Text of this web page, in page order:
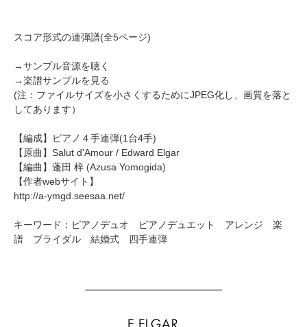
スコア形式の連弾譜(全5ページ)
→サンプル音源を聴く
→楽譜サンプルを見る
(注：ファイルサイズを小さくするためにJPEG化し、画質を落と
してあります）
【編成】 ピアノ４手連弾(1台4手)
【原曲】 Salut d'Amour / Edward Elgar
【編曲】 蓬田 梓 (Azusa Yomogida)
【作者webサイト】
http://a-ymgd.seesaa.net/
キーワード：ピアノデュオ ピアノデュエット アレンジ 楽
譜 ブライダル 結婚式 四手連弾